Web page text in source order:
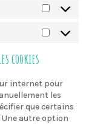
Statistiques
Marketing
cookies
internet pour
les
que certains
Une autre option